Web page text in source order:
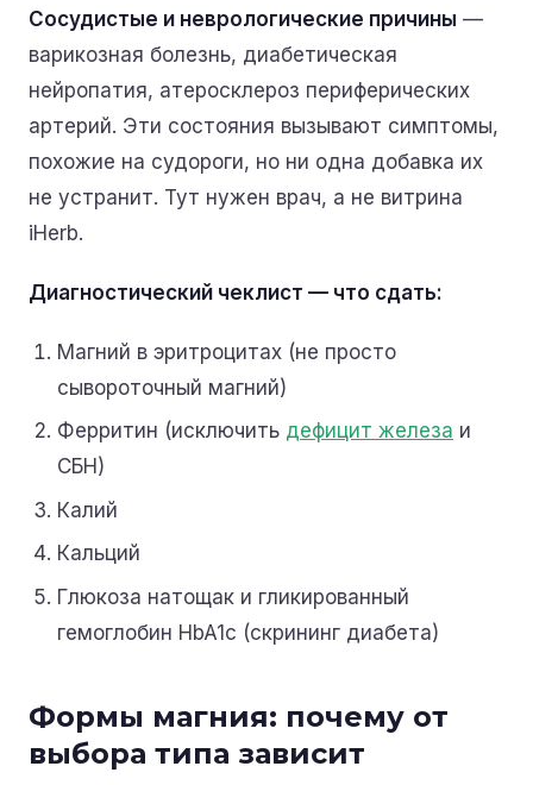
Сосудистые и неврологические причины —
варикозная болезнь, диабетическая
нейропатия, атеросклероз периферических
артерий. Эти состояния вызывают симптомы,
похожие на судороги, но ни одна добавка их
не устранит. Тут нужен врач, а не витрина
iHerb.
Диагностический чеклист — что сдать:
Магний в эритроцитах (не просто
сывороточный магний)
Ферритин (исключить дефицит железа и
СБН)
Калий
Кальций
Глюкоза натощак и гликированный
гемоглобин HbA1c (скрининг диабета)
Формы магния: почему от
выбора типа зависит